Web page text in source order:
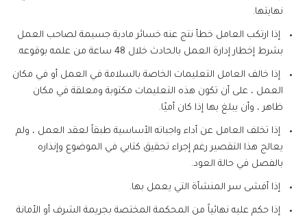
نهايتها.
إذا ارتكب العامل خطأ نتج عنه خسائر مادية جسيمة لصاحب العمل
بشرط إخطار إدارة العمل بالحادث خلال 48 ساعة من علمه بوقوعه.
إذا خالف العامل التعليمات الخاصة بالسلامة في العمل أو في مكان
العمل ، على أن تكون هذه التعليمات مكتوبة ومعلقة في مكان
ظاهر ، وأن يبلغ بها إذا كان أميًا.
إذا تخلف العامل عن أداء واجباته الأساسية طبقاً لعقد العمل ، ولم
يعالج هذا التقصير رغم إجراء تحقيق كتابي في الموضوع وإنذاره
بالفصل في حالة العود.
إذا أفشى سر المنشأة التي يعمل بها.
إذا حكم عليه نهائياً من المحكمة المختصة بجريمة الشرف أو الأمانة